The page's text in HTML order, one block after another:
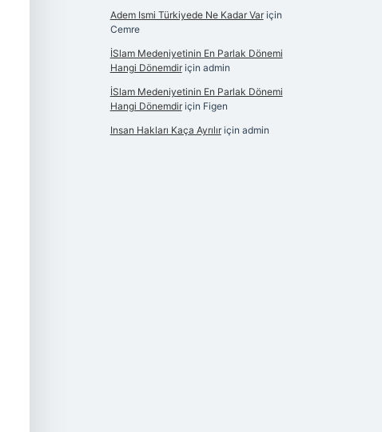
Adem Ismi Türkiyede Ne Kadar Variçin
Cemre
İSlam Medeniyetinin En Parlak Dönemi
Hangi Dönemdiriçin admin
İSlam Medeniyetinin En Parlak Dönemi
Hangi Dönemdiriçin Figen
Insan Hakları Kaça Ayrılıriçin admin